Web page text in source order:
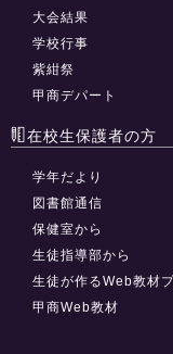
大会結果
学校行事
紫紺祭
甲商デパート
在校生保護者の方
学年だより
図書館通信
保健室から
生徒指導部から
生徒が作るWeb教材
甲商Web教材